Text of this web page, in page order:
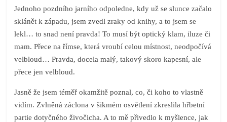
Jednoho pozdního jarního odpoledne, kdy už se slunce začalo
sklánět k západu, jsem zvedl zraky od knihy, a to jsem se
lekl… to snad není pravda! To musí být optický klam, iluze či
mam. Přece na římse, která vroubí celou místnost, neodpočívá
velbloud… Pravda, docela malý, takový skoro kapesní, ale
přece jen velbloud.
Jasně že jsem téměř okamžitě poznal, co, či koho to vlastně
vidím. Zvlněná záclona v šikmém osvětlení zkreslila hřbetní
partie dotyčného živočicha. A to mě přivedlo k myšlence, jak